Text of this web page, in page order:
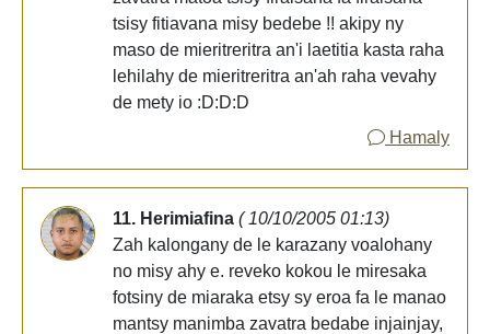
tsisy fitiavana misy bedebe !! akipy ny
maso de mieritreritra an'i laetitia kasta raha
lehilahy de mieritreritra an'ah raha vevahy
de mety io :D:D:D
Hamaly
11. Herimiafina ( 10/10/2005 01:13)
Zah kalongany de le karazany voalohany
no misy ahy e. reveko kokou le miresaka
fotsiny de miaraka etsy sy eroa fa le manao
mantsy manimba zavatra bedabe injainjay,